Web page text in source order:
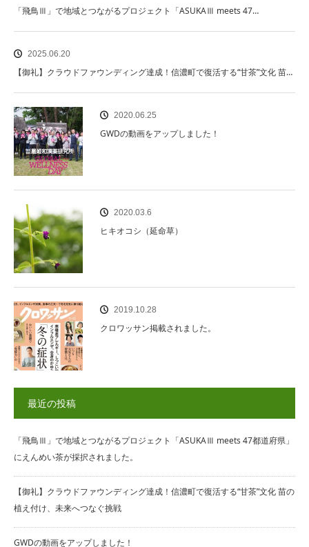
「飛鳥Ⅲ」で地域とつながるプロジェクト「ASUKAⅢ meets 47…
2025.06.20
【御礼】クラウドファウンディング達成！信濃町で復活する“甘茶”文化 苗…
2020.06.25
GWDの動画をアップしました！
2020.03.6
ヒキオコシ（延命草）
2019.10.28
クロワッサン掲載されました。
最近の投稿
「飛鳥Ⅲ」で地域とつながるプロジェクト「ASUKAⅢ meets 47都道府県」
にえんめい茶が採択されました。
【御礼】クラウドファウンディング達成！信濃町で復活する“甘茶”文化 苗の
植え付け、未来へつなぐ挑戦
GWDの動画をアップしました！